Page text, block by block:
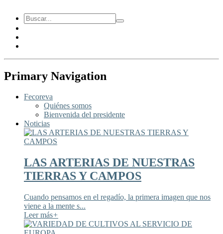
Primary Navigation
Fecoreva
Quiénes somos
Bienvenida del presidente
Noticias
LAS ARTERIAS DE NUESTRAS
TIERRAS Y CAMPOS
Cuando pensamos en el regadío, la primera imagen que nos
viene a la mente s...
Leer más+